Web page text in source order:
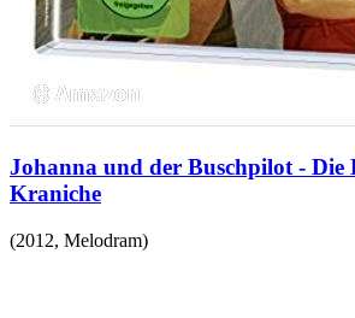
Johanna und der Buschpilot - Die
Kraniche
(2012, Melodram)